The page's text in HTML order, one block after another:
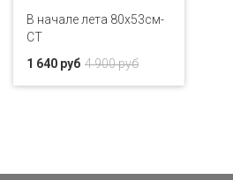
В начале лета 80x53см-
CT
4 900 руб
1 640 руб